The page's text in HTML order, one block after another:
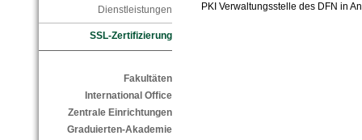
Dienstleistungen
SSL-Zertifizierung
Fakultäten
International Office
Zentrale Einrichtungen
Graduierten-Akademie
PKI Verwaltungsstelle des DFN in